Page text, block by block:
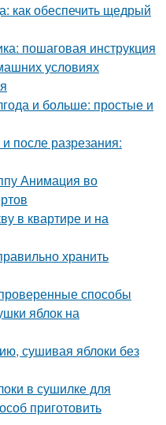
как обеспечить щедрый
пошаговая инструкция
условиях
и больше: простые и
после разрезания:
Анимация во
в квартире и на
хранить
способы
яблок на
сушивая яблоки без
в сушилке для
приготовить